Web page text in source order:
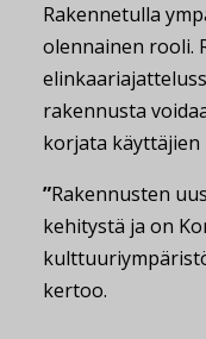
Rakennetulla
olennainen rooli.
rakennusta
korjata käyttäjien
”Rakennusten
kehitystä ja on
kertoo.